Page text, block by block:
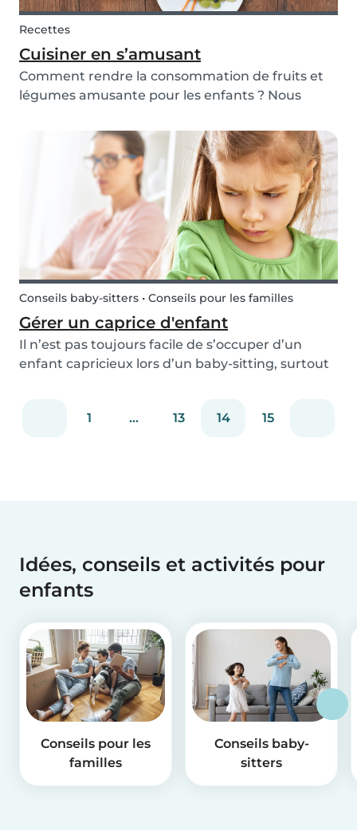
Recettes
Cuisiner en s’amusant
Comment rendre la consommation de fruits et
légumes amusante pour les enfants ? Nous
créativité et de créer des animaux à base de
fruits et légumes ! Suivez les étapes ci-dessous et
essayez-le...
Conseils baby-sitters • Conseils pour les familles
Gérer un caprice d'enfant
Il n’est pas toujours facile de s’occuper d’un
enfant capricieux lors d’un baby-sitting, surtout
Pour que ces moments se limitent à quelques...
1 ... 13 14 15
Idées, conseils et activités pour
enfants
Conseils pour les
familles
Conseils baby-
sitters